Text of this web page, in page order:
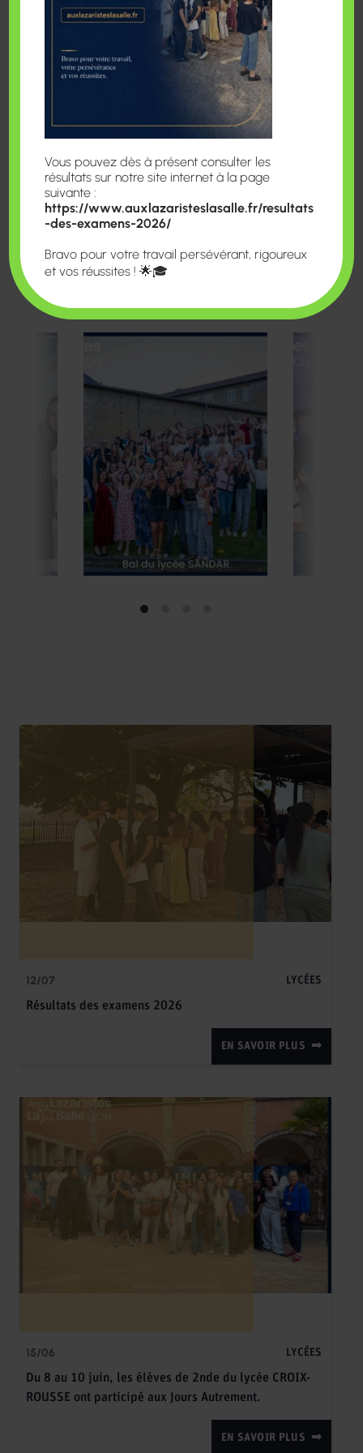
maîtres-mots de la soirée sont la joie, la
convivialité et la bonne humeur. Qu’on
vienne en robe de soirée, en costume chic
ou simplement avec son plus beau sourire,
l’objectif reste le même : s’amuser et fêter
ensemble la fin de l’année scolaire.
Morgan M
BAL DE FIN D'ANNEE
12/07 LYCÉES
Résultats des examens 2026
EN SAVOIR PLUS
15/06 LYCÉES
Du 8 au 10 juin, les élèves de 2nde du lycée CROIX-
ROUSSE ont participé aux Jours Autrement.
EN SAVOIR PLUS
Vous pouvez dès à présent consulter les
résultats sur notre site internet à la page
suivante :
https://www.auxlazaristeslasalle.fr/resultats
-des-examens-2026/
Bravo pour votre travail persévérant, rigoureux
et vos réussites ! 🌟🎓